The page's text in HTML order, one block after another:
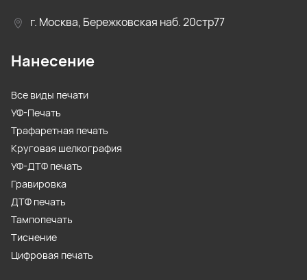
г. Москва, Бережковская наб. 20стр77
Нанесение
Все виды печати
УФ-Печать
Трафаретная печать
Круговая шелкография
УФ-ДТФ печать
Гравировка
ДТФ печать
Тампопечать
Тиснение
Цифровая печать